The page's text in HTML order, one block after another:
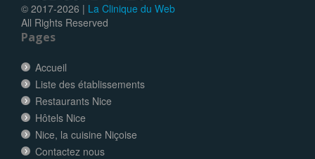
© 2017-2026 | La Clinique du Web
All Rights Reserved
Pages
Accueil
Liste des établissements
Restaurants Nice
Hôtels Nice
Nice, la cuisine Niçoise
Contactez nous